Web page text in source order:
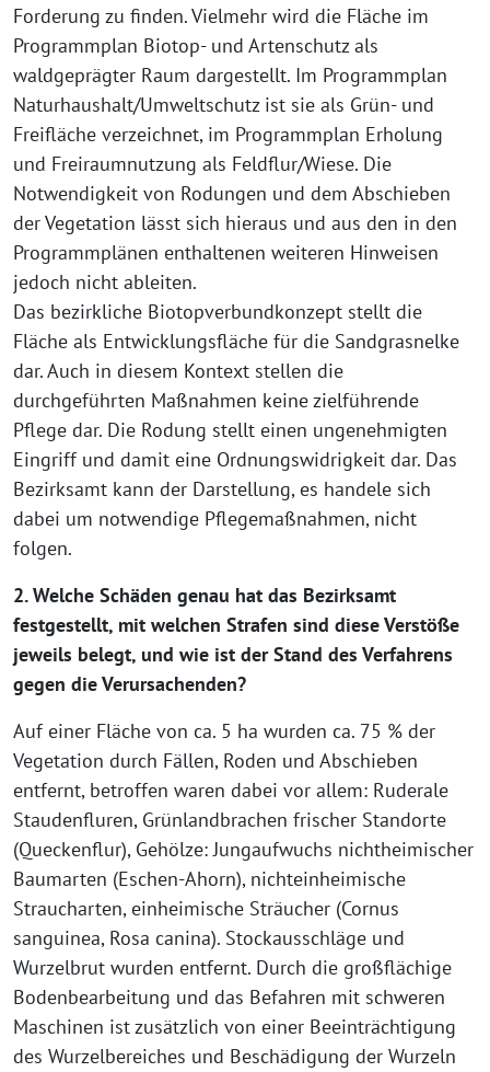
Forderung zu finden. Vielmehr wird die Fläche im
Programmplan Biotop- und Artenschutz als
waldgeprägter Raum dargestellt. Im Programmplan
Naturhaushalt/Umweltschutz ist sie als Grün- und
Freifläche verzeichnet, im Programmplan Erholung
und Freiraumnutzung als Feldflur/Wiese. Die
Notwendigkeit von Rodungen und dem Abschieben
der Vegetation lässt sich hieraus und aus den in den
Programmplänen enthaltenen weiteren Hinweisen
jedoch nicht ableiten.
Das bezirkliche Biotopverbundkonzept stellt die
Fläche als Entwicklungsfläche für die Sandgrasnelke
dar. Auch in diesem Kontext stellen die
durchgeführten Maßnahmen keine zielführende
Pflege dar. Die Rodung stellt einen ungenehmigten
Eingriff und damit eine Ordnungswidrigkeit dar. Das
Bezirksamt kann der Darstellung, es handele sich
dabei um notwendige Pflegemaßnahmen, nicht
folgen.
2. Welche Schäden genau hat das Bezirksamt
festgestellt, mit welchen Strafen sind diese Verstöße
jeweils belegt, und wie ist der Stand des Verfahrens
gegen die Verursachenden?
Auf einer Fläche von ca. 5 ha wurden ca. 75 % der
Vegetation durch Fällen, Roden und Abschieben
entfernt, betroffen waren dabei vor allem: Ruderale
Staudenfluren, Grünlandbrachen frischer Standorte
(Queckenflur), Gehölze: Jungaufwuchs nichtheimischer
Baumarten (Eschen-Ahorn), nichteinheimische
Straucharten, einheimische Sträucher (Cornus
sanguinea, Rosa canina). Stockausschläge und
Wurzelbrut wurden entfernt. Durch die großflächige
Bodenbearbeitung und das Befahren mit schweren
Maschinen ist zusätzlich von einer Beeinträchtigung
des Wurzelbereiches und Beschädigung der Wurzeln